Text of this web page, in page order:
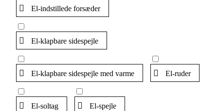
El-indstillede forsæder
El-klapbare sidespejle
El-klapbare sidespejle med varme El-ruder
El-soltag El-spejle